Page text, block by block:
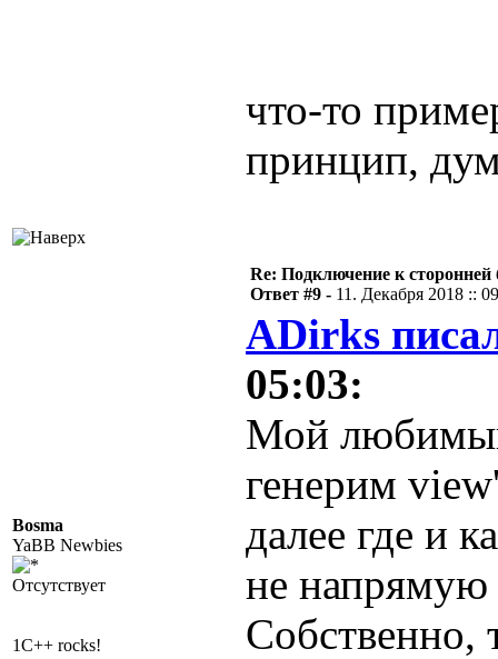
что-то
принцип,
Bosma
YaBB Newbies
Отсутствует
1C++ rocks!
Re: Подключение к сторонней
Ответ #9 - 11. Декабря 2018 ::
ADirks
05:03:
Мой
генерим
далее где и
не напрямую
Собственно,